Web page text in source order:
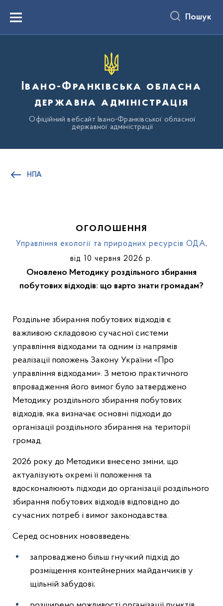
вмістуMenu Пошук
Івано-Франківська обласна
державна адміністрація
Офіційний вебсайт Івано-Франківської обласної
державної адміністрації
НПА
ОГОЛОШЕННЯ
Управління екології та природних ресурсів ОДА,
від 10 червня 2026 р.
Оновлено Методику роздільного збирання
побутових відходів: що варто знати громадам?
Роздільне збирання побутових відходів є
важливою складовою сучасної системи
управління відходами та одним із напрямів
реалізації положень Закону України «Про
управління відходами». З метою практичного
впровадження його вимог було затверджено
Методику роздільного збирання побутових
відходів, яка визначає основні підходи до
організації роздільного збирання на території
громад.
2026 року до Методики внесено зміни, що
актуалізують окремі її положення та
вдосконалюють підходи до організації роздільного
збирання побутових відходів відповідно до
сучасних потреб і вимог законодавства.
Серед основних нововведень:
запроваджено більш гнучкий підхід до
розміщення контейнерних майданчиків у
щільній забудові;